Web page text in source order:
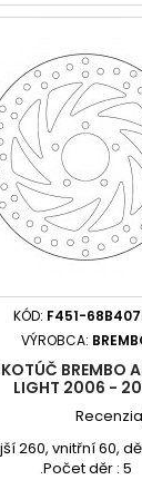
KÓD: F451-
VÝROBCA:
BREMBO
LIGHT 2006 -
260, vnitřní 60,
.Počet děr : 5